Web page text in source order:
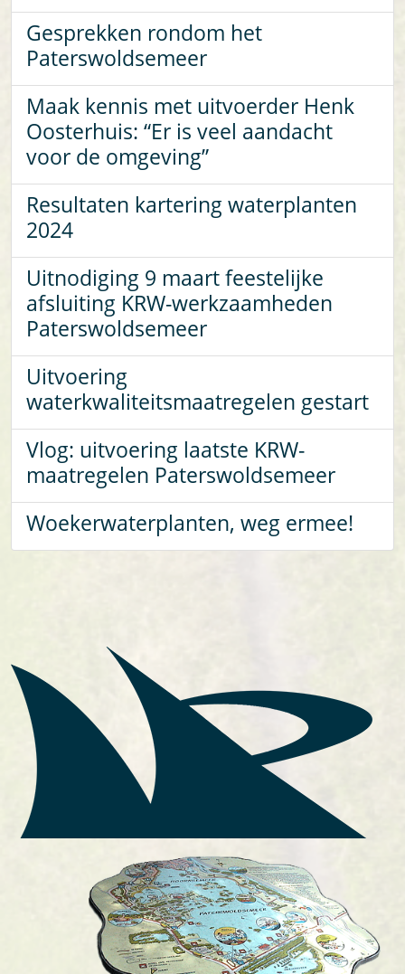
Gesprekken rondom het
Paterswoldsemeer
Maak kennis met uitvoerder Henk
Oosterhuis: “Er is veel aandacht
voor de omgeving”
Resultaten kartering waterplanten
2024
Uitnodiging 9 maart feestelijke
afsluiting KRW-werkzaamheden
Paterswoldsemeer
Uitvoering
waterkwaliteitsmaatregelen gestart
Vlog: uitvoering laatste KRW-
maatregelen Paterswoldsemeer
Woekerwaterplanten, weg ermee!